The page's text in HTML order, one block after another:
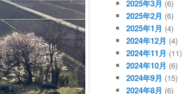
2025年3月 (6)
2025年2月 (6)
2025年1月 (4)
2024年12月 (4)
2024年11月 (11)
2024年10月 (6)
2024年9月 (15)
2024年8月 (6)